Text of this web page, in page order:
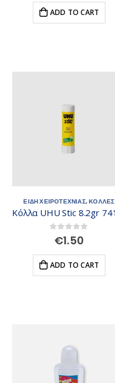
ADD TO CART
ΕΙΔΗ ΧΕΙΡΟΤΕΧΝΙΑΣ,ΚΟΛΛΕΣ
out of 5
€1.50
ADD TO CART